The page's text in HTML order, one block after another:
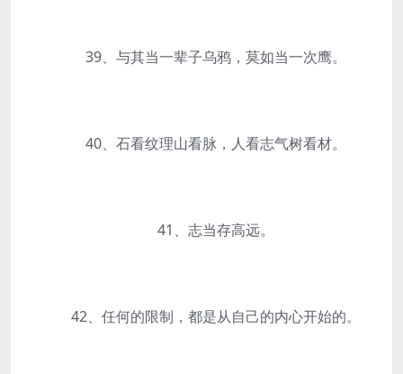
39、与其当一辈子乌鸦，莫如当一次鹰。
40、石看纹理山看脉，人看志气树看材。
41、志当存高远。
42、任何的限制，都是从自己的内心开始的。